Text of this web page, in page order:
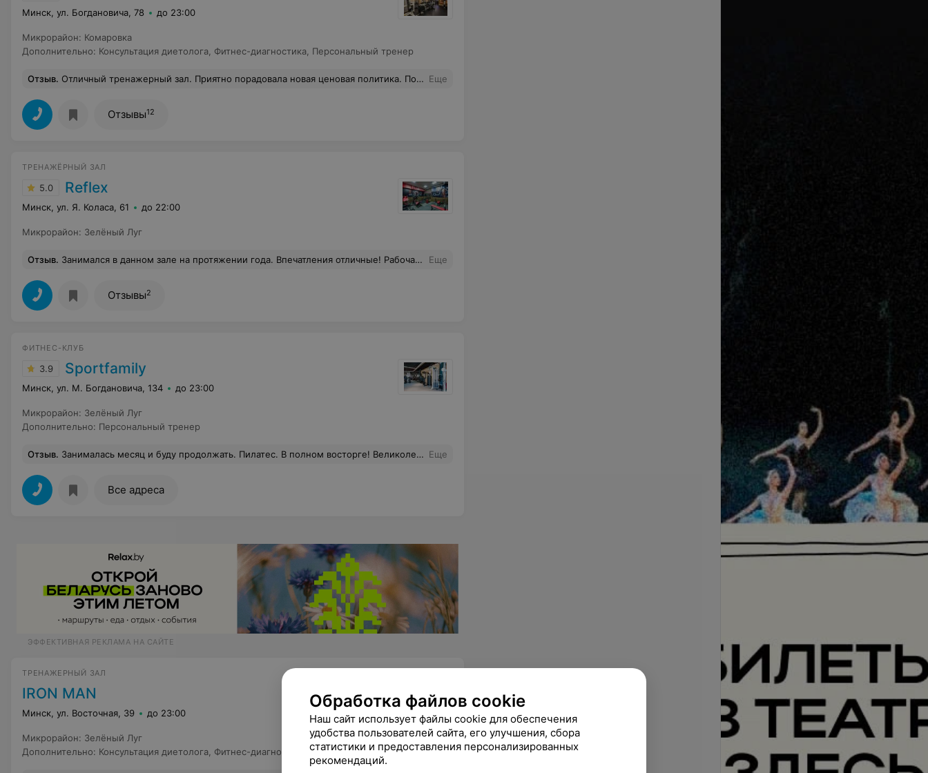
Минск, ул. Богдановича, 78 до 23:00
Микрорайон: Комаровка
Дополнительно: Консультация диетолога Фитнес-диагностика Персональный тренер
Отзыв. Отличный тренажерный зал. Приятно порадовала новая ценовая политика. Полотенца выдают бесплатно, а не за 3 рубля, как в других залах, есть питьевая вода. И тренажеры достойные, на все группы мышц. Молодцы, так держать. Еще
Отзывы12
ТРЕНАЖЁРНЫЙ ЗАЛ
5.0 Reflex
Минск, ул. Я. Коласа, 61 до 22:00
Микрорайон: Зелёный Луг
Отзыв. Занимался в данном зале на протяжении года. Впечатления отличные! Рабочая атмосфера супер! Рустаму отдельное спасибо, отличный наставник! Еще
Отзывы2
ФИТНЕС-КЛУБ
3.9 Sportfamily
Минск, ул. М. Богдановича, 134 до 23:00
Микрорайон: Зелёный Луг
Дополнительно: Персональный тренер
Отзыв. Занималась месяц и буду продолжать. Пилатес. В полном восторге! Великолепные тренеры Ольга и Ксения Еще
Все адреса
ЭФФЕКТИВНАЯ РЕКЛАМА НА САЙТЕ
ТРЕНАЖЕРНЫЙ ЗАЛ
IRON MAN
Минск, ул. Восточная, 39 до 23:00
Микрорайон: Зелёный Луг
Дополнительно: Консультация диетолога Фитнес-диагностика ,Персональный тренер
Обработка файлов cookie
Наш сайт использует файлы cookie для обеспечения
удобства пользователей сайта, его улучшения, сбора
статистики и предоставления персонализированных
рекомендаций.